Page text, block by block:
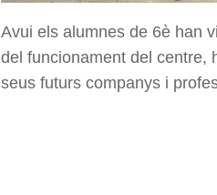
Avui els alumnes de 6è han
del funcionament del centre,
seus futurs companys i